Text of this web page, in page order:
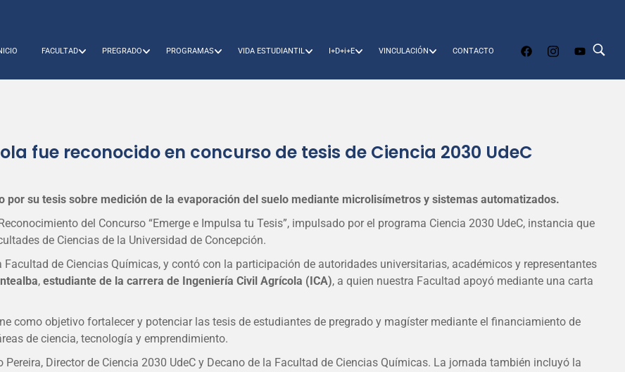
FACULTAD PREGRADO PROGRAMAS VIDA ESTUDIANTIL I+D+i+E VINCULACIÓN CONTACTO
fue reconocido en concurso de tesis de Ciencia 2030 UdeC
su tesis sobre medición de la evaporación del suelo mediante microlisímetros y sistemas automatizados.
del Concurso “Emerge e Impulsa tu Tesis”, impulsado por el programa Ciencia 2030 UdeC, instancia que
de Ciencias de la Universidad de Concepción.
de Ciencias Químicas, y contó con la participación de autoridades universitarias, académicos y representantes
, estudiante de la carrera de Ingeniería Civil Agrícola (ICA), a quien nuestra Facultad apoyó mediante una carta
como objetivo fortalecer y potenciar las tesis de estudiantes de pregrado y magíster mediante el financiamiento de
de ciencia, tecnología y emprendimiento.
Director de Ciencia 2030 UdeC y Decano de la Facultad de Ciencias Químicas. La jornada también incluyó la